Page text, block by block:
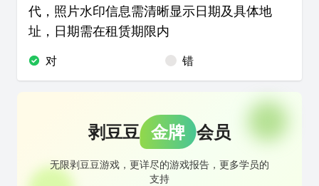
代，照片水印信息需清晰显示日期及具体地
址，日期需在租赁期限内
对 错
剥豆豆 金牌 会员
无限剥豆豆游戏，更详尽的游戏报告，更多学员的
支持